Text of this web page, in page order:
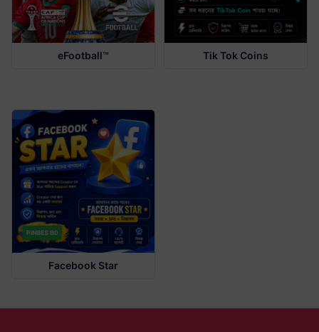
eFootball™ Tik Tok Coins
Facebook Star